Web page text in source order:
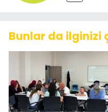
Bunlar da ilginizi